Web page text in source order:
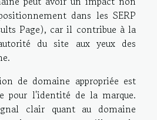
dans les SERP
Page), car il contribue à la
du site aux yeux des
de domaine appropriée est
pour l'identité de la marque.
clair quant au domaine